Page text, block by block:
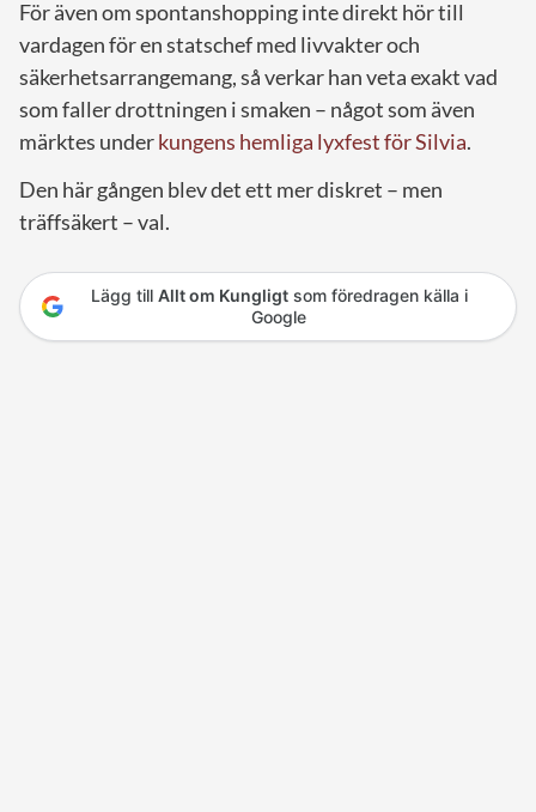
För även om spontanshopping inte direkt hör till
vardagen för en statschef med livvakter och
säkerhetsarrangemang, så verkar han veta exakt vad
som faller drottningen i smaken – något som även
märktes underkungens hemliga lyxfest för Silvia.
Den här gången blev det ett mer diskret – men
träffsäkert – val.
Lägg till Allt om Kungligtsom föredragen källa i
Google